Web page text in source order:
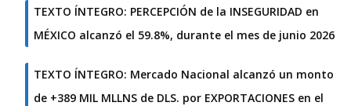
TEXTO ÍNTEGRO: PERCEPCIÓN de la INSEGURIDAD en
MÉXICO alcanzó el 59.8%, durante el mes de junio 2026
TEXTO ÍNTEGRO: Mercado Nacional alcanzó un monto
de +389 MIL MLLNS de DLS. por EXPORTACIONES en el